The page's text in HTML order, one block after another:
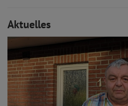
Aktuelles